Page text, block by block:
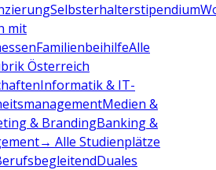
Selbsterhalterstipendium
mit
FamilienbeihilfeAlle
Österreich
Informatik & IT-
Medien &
& BrandingBanking &
→ Alle Studienplätze
Duales